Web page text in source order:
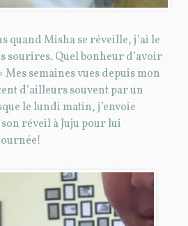
quand Misha se réveille, j’ai le
sourires. Quel bonheur d’avoir
Mes semaines vues depuis mon
d’ailleurs souvent par un
le lundi matin, j’envoie
réveil à Juju pour lui